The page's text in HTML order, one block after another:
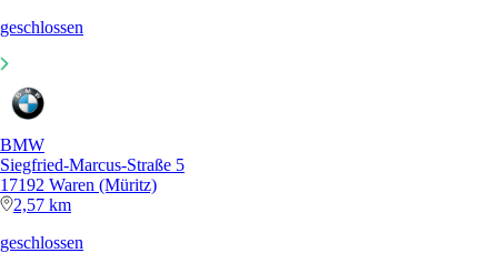
geschlossen
BMW
Siegfried-Marcus-Straße 5
17192 Waren (Müritz)
2,57 km
geschlossen